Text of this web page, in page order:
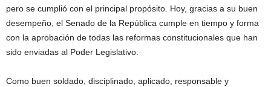
pero se cumplió con el principal propósito. Hoy, gracias a su buen
desempeño, el Senado de la República cumple en tiempo y forma
con la aprobación de todas las reformas constitucionales que han
sido enviadas al Poder Legislativo.
Como buen soldado, disciplinado, aplicado, responsable y